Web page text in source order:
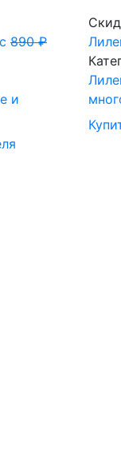
890₽
и